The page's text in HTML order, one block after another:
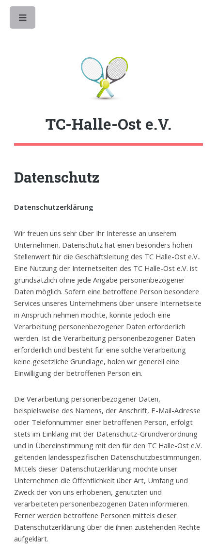
TC-Halle-Ost e.V.
Datenschutz
Datenschutzerklärung
Wir freuen uns sehr über Ihr Interesse an unserem
Unternehmen. Datenschutz hat einen besonders hohen
Stellenwert für die Geschäftsleitung des TC Halle-Ost e.V..
Eine Nutzung der Internetseiten des TC Halle-Ost e.V. ist
grundsätzlich ohne jede Angabe personenbezogener
Daten möglich. Sofern eine betroffene Person besondere
Services unseres Unternehmens über unsere Internetseite
in Anspruch nehmen möchte, könnte jedoch eine
Verarbeitung personenbezogener Daten erforderlich
werden. Ist die Verarbeitung personenbezogener Daten
erforderlich und besteht für eine solche Verarbeitung
keine gesetzliche Grundlage, holen wir generell eine
Einwilligung der betroffenen Person ein.
Die Verarbeitung personenbezogener Daten,
beispielsweise des Namens, der Anschrift, E-Mail-Adresse
oder Telefonnummer einer betroffenen Person, erfolgt
stets im Einklang mit der Datenschutz-Grundverordnung
und in Übereinstimmung mit den für den TC Halle-Ost e.V.
geltenden landesspezifischen Datenschutzbestimmungen.
Mittels dieser Datenschutzerklärung möchte unser
Unternehmen die Öffentlichkeit über Art, Umfang und
Zweck der von uns erhobenen, genutzten und
verarbeiteten personenbezogenen Daten informieren.
Ferner werden betroffene Personen mittels dieser
Datenschutzerklärung über die ihnen zustehenden Rechte
aufgeklärt.